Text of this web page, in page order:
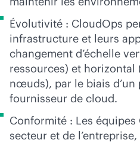
Évolutivité : CloudOps
infrastructure et leurs
changement d’échelle
ressources) et horizontal
nœuds), par le biais
fournisseur de cloud.
Conformité : Les
secteur et de